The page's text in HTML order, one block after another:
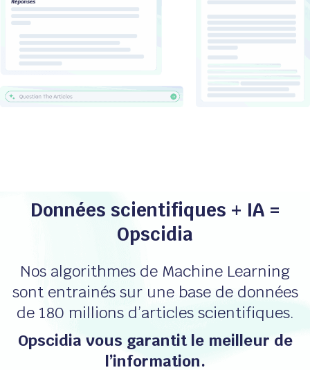
Données scientifiques + IA =
Opscidia
Nos algorithmes de Machine Learning
sont entrainés sur une base de données
de 180 millions d’articles scientifiques.
Opscidia vous garantit le meilleur de
l’information.